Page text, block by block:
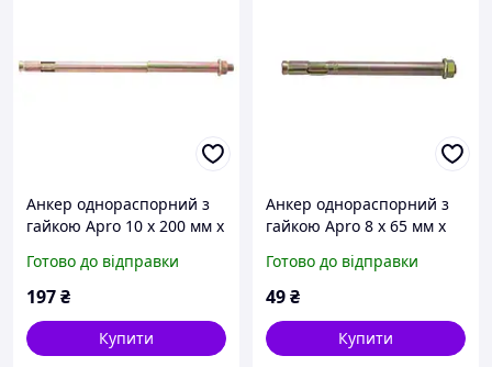
Анкер однораспорний з
гайкою Apro 10 х 200 мм x
Готово до відправки
197₴
Купити
Анкер однораспорний з
гайкою Apro 8 х 65 мм x
Готово до відправки
49₴
Купити